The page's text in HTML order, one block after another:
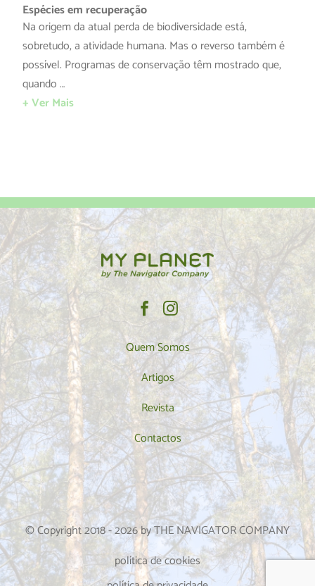
Espécies em recuperação
Na origem da atual perda de biodiversidade está,
sobretudo, a atividade humana. Mas o reverso também é
possível. Programas de conservação têm mostrado que,
quando …
+ Ver Mais
Quem Somos
Artigos
Revista
Contactos
© Copyright 2018 -2026by THE NAVIGATOR COMPANY
política de cookies